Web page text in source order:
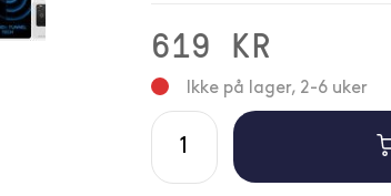
619 KR
Ikke på lager, 2-6 uker